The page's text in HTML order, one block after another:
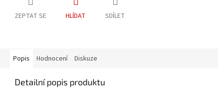
ZEPTAT SE HLÍDAT SDÍLET
Popis Hodnocení Diskuze
Detailní popis produktu